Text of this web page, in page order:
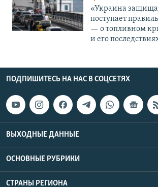
«Украина
поступает
— о топливном
и его
ПОДПИШИТЕСЬ НА НАС В СОЦСЕТЯХ
ВЫХОДНЫЕ ДАННЫЕ
ОСНОВНЫЕ РУБРИКИ
СТРАНЫ РЕГИОНА